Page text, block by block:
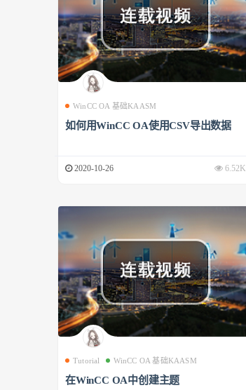
WinCC OA 基础KAASM
如何用WinCC OA使用CSV导出数据
2020-10-26 6.52K
Tutorial WinCC OA 基础KAASM
在WinCC OA中创建主题